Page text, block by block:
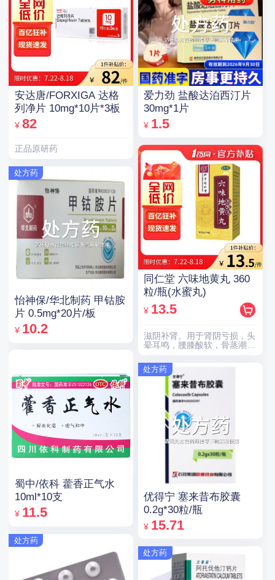
安达唐/FORXIGA 达格
列净片 10mg*10片*3板
¥ 82
正品原研药
处方药
怡神保/华北制药 甲钴胺
片 0.5mg*20片/板
¥ 10.2
蜀中/依科 藿香正气水
10ml*10支
¥ 11.5
处方药
爱力劲 盐酸达泊西汀片
30mg*1片
¥ 1.5
同仁堂 六味地黄丸 360
粒/瓶(水蜜丸)
¥ 13.5
滋阴补肾。用于肾阴亏损，头
晕耳鸣，腰膝酸软，骨蒸潮
处方药
优得宁 塞来昔布胶囊
0.2g*30粒/瓶
¥ 15.71
处方药